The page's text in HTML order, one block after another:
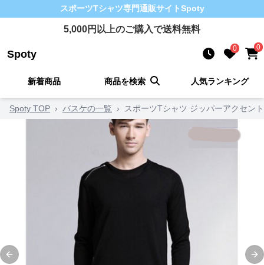
スポーツTシャツ専門通販サイトSpoty
5,000円以上のご購入で送料無料
Spoty 0 0
新着商品 商品を検索 人気ランキング
Spoty TOP › バスケの一覧 › スポーツTシャツ ジッパーアクセン
Previous slide